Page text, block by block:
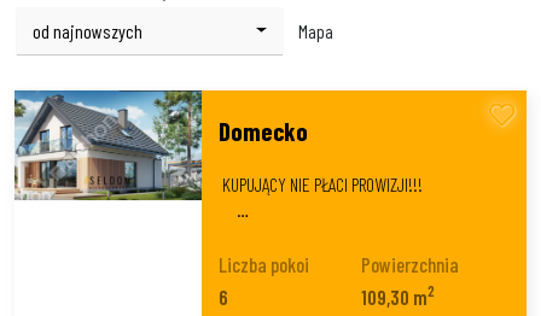
od najnowszych
Mapa
Domecko
KUPUJĄCY NIE PŁACI PROWIZJI!!!
…
Liczba pokoi
6
Powierzchnia
109,30 m2